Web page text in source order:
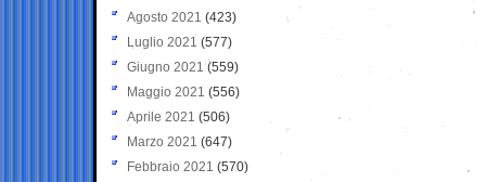
Agosto 2021 (423)
Luglio 2021 (577)
Giugno 2021(559)
Maggio 2021 (556)
Aprile 2021 (506)
Marzo 2021 (647)
Febbraio 2021 (570)